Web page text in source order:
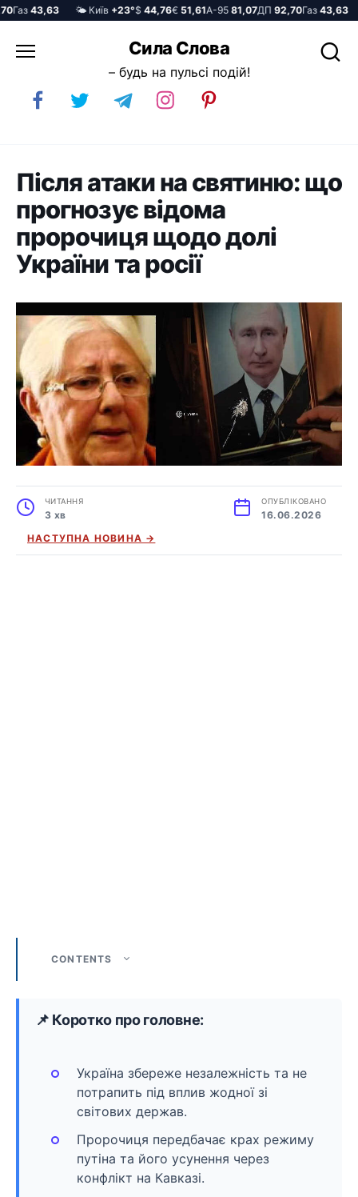
43,63 🌤️ Київ+23°$44,76€51,61А-9581,07ДП92,70Газ43,63 🌤️
до
Сила Слова
– будь на пульсі подій!
Після атаки на святиню: що
прогнозує відома
пророчиця щодо долі
України та росії
ЧИТАННЯ
3 хв
ОПУБЛІКОВАНО
16.06.2026
НАСТУПНА НОВИНА →
CONTENTS
📌 Коротко про головне:
Україна збереже незалежність та не
потрапить під вплив жодної зі
світових держав.
Пророчиця передбачає крах режиму
путіна та його усунення через
конфлікт на Кавказі.